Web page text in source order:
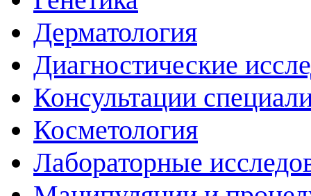
Дерматология
Диагностические
Консультации
Косметология
Лабораторные